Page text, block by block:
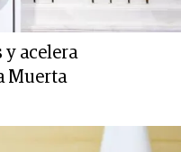
y acelera
Muerta